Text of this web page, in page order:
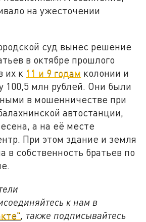
на ужесточении
суд вынес решение
в октябре прошлого
их к 11 и 9 годам колонии и
100,5 млн рублей. Они были
в мошенничестве при
автостанции,
а на её месте
При этом здание и земля
в собственность братьев по
к нам в
, также подписывайтесь